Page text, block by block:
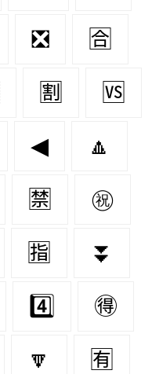
❎ 🈴
🈹 🆚
◀ 🔼
🈲 ㊗
🈯 ⏬
4️⃣ 🉐
🔽 🈶